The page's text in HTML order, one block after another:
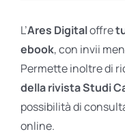
L’Ares Digitaloffre
ebook, con invii
Permette inoltre di
della rivista Studi
possibilità di
online.